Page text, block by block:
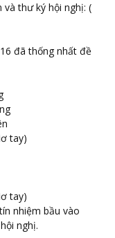
thư ký hội nghị: (
đã thống nhất đề
tay)
tay)
nhiệm bầu vào
nghị.